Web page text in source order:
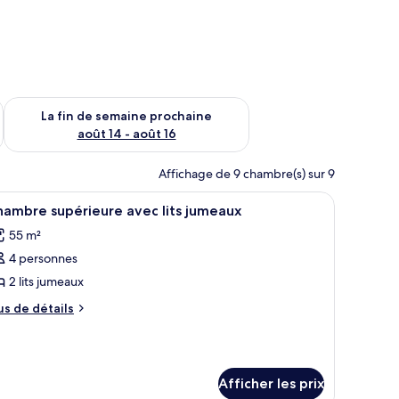
semaine août 7 - août 9
La fin de semaine prochaine
août 14 - août 16
Vérifier la disponibilité pour la fin de semaine prochaine août
Affichage de 9 chambre(s) sur 9
grandes fenêtres.
grand lit, d’un bureau, d’une chaise et d’un téléviseur.
Une chambre d’hôtel avec deux lits, un
5 supérieure avec lits jumeaux
55 m²
4 personnes
2 lits jumeaux
de détails
Afficher les prix